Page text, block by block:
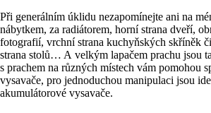
Při generálním úklidu nezapomínejte ani na
nábytkem, za radiátorem, horní strana dveří,
fotografií, vrchní strana kuchyňských skříněk
strana stolů… A velkým lapačem prachu jsou
s prachem na různých místech vám pomohou
vysavače, pro jednoduchou manipulaci jsou
akumulátorové vysavače.